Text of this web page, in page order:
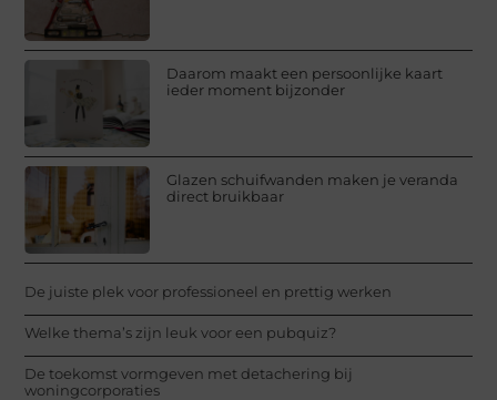
Daarom maakt een persoonlijke kaart
ieder moment bijzonder
Glazen schuifwanden maken je veranda
direct bruikbaar
De juiste plek voor professioneel en prettig werken
Welke thema’s zijn leuk voor een pubquiz?
De toekomst vormgeven met detachering bij
woningcorporaties